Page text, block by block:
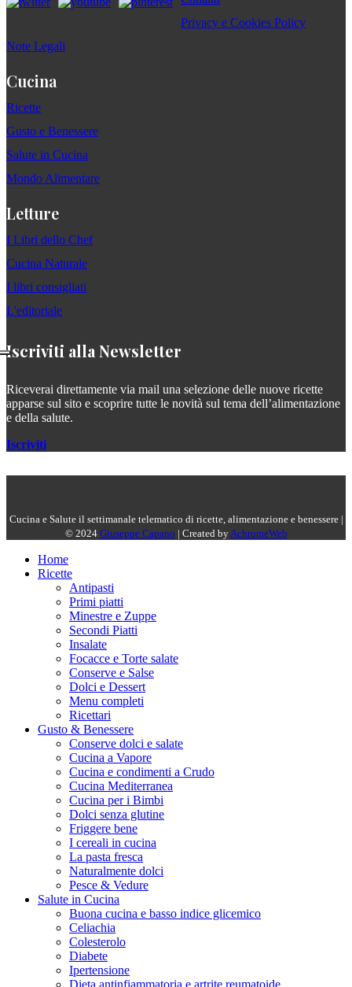
Privacy e Cookies Policy
Note Legali
Cucina
Ricette
Gusto e Benessere
Salute in Cucina
Mondo Alimentare
Letture
I Libri dello Chef
Cucina Naturale
I libri consigliati
L'editoriale
Iscriviti alla Newsletter
Riceverai direttamente via mail una selezione delle nuove ricette
apparse sul sito e scoprire tutte le novità sul tema dell’alimentazione
e della salute.
Iscriviti
Cucina e Salute il settimanale telematico di ricette, alimentazione e benessere |
© 2024 Giuseppe Capano | Created by AchromeWeb
Home
Ricette
Antipasti
Primi piatti
Minestre e Zuppe
Secondi Piatti
Insalate
Focacce e Torte salate
Conserve e Salse
Dolci e Dessert
Menu completi
Ricettari
Gusto & Benessere
Conserve dolci e salate
Cucina a Vapore
Cucina e condimenti a Crudo
Cucina Mediterranea
Cucina per i Bimbi
Dolci senza glutine
Friggere bene
I cereali in cucina
La pasta fresca
Naturalmente dolci
Pesce & Vedure
Salute in Cucina
Buona cucina e basso indice glicemico
Celiachia
Colesterolo
Diabete
Ipertensione
Dieta antinfiammatoria e artrite reumatoide